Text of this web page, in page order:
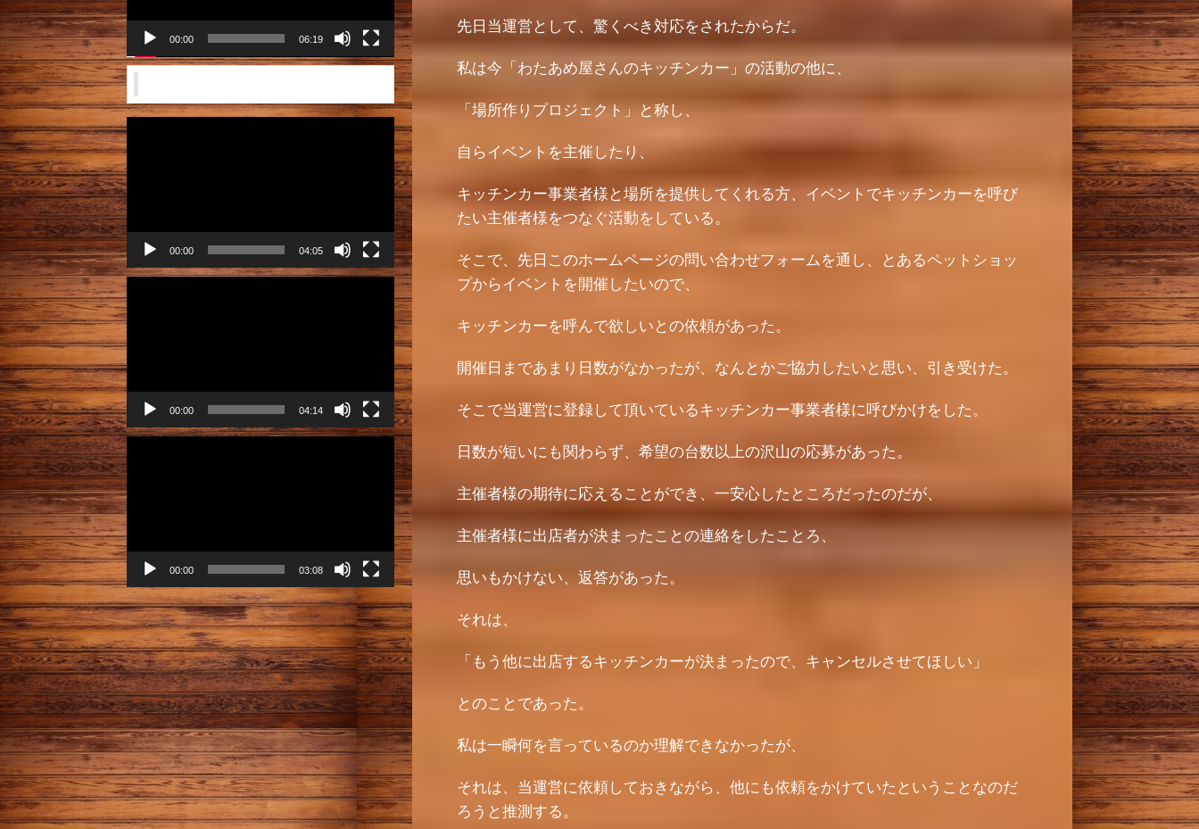
先日当運営として、驚くべき対応をされたからだ。
私は今「わたあめ屋さんのキッチンカー」の活動の他に、
「場所作りプロジェクト」と称し、
自らイベントを主催したり、
キッチンカー事業者様と場所を提供してくれる方、イベントでキッチンカーを呼び
たい主催者様をつなぐ活動をしている。
そこで、先日このホームページの問い合わせフォームを通し、とあるペットショッ
プからイベントを開催したいので、
キッチンカーを呼んで欲しいとの依頼があった。
開催日まであまり日数がなかったが、なんとかご協力したいと思い、引き受けた。
そこで当運営に登録して頂いているキッチンカー事業者様に呼びかけをした。
日数が短いにも関わらず、希望の台数以上の沢山の応募があった。
主催者様の期待に応えることができ、一安心したところだったのだが、
主催者様に出店者が決まったことの連絡をしたことろ、
思いもかけない、返答があった。
それは、
「もう他に出店するキッチンカーが決まったので、キャンセルさせてほしい」
とのことであった。
私は一瞬何を言っているのか理解できなかったが、
それは、当運営に依頼しておきながら、他にも依頼をかけていたということなのだ
ろうと推測する。
ヤ
ー
00:00 06:19
動
画
プ
レ
ー
ヤ
ー
00:00 04:05
動
画
プ
レ
ー
ヤ
ー
00:00 04:14
動
画
プ
レ
ー
ヤ
ー
00:00 03:08